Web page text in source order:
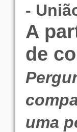
-
A
de
uma